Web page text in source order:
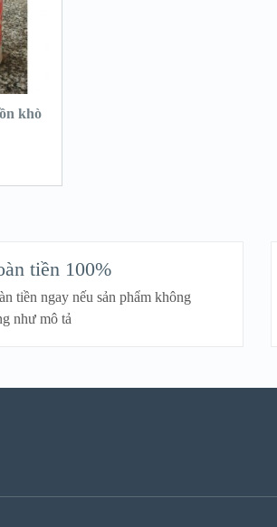
khò
tiền 100%
tiền ngay nếu sản phẩm không
như mô tả